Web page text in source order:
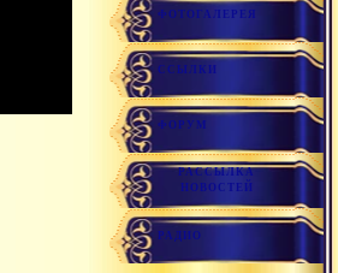
ФОТОГАЛЕРЕЯ
ССЫЛКИ
ФОРУМ
РАССЫЛКА
НОВОСТЕЙ
РАДИО